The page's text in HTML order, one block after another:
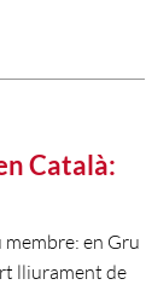
Català:
membre: en Gru
lliurament de